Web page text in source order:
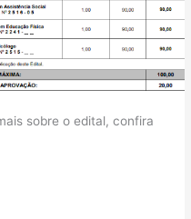
sobre o edital, confira